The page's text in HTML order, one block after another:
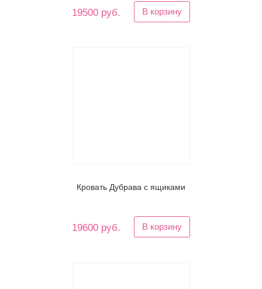
19500 руб. В корзину
Кровать Дубрава с ящиками
19600 руб. В корзину